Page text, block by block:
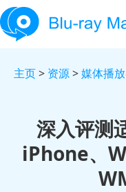
主页> 资源>媒体播
深入评测
iPhone、